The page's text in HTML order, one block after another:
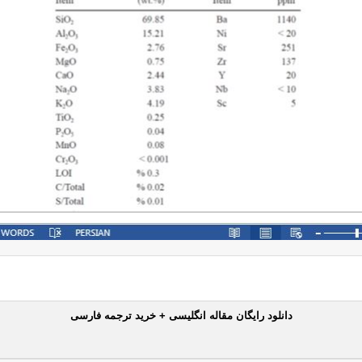
دانلود رایگان مقاله انگلیسی + خرید ترجمه فارسی